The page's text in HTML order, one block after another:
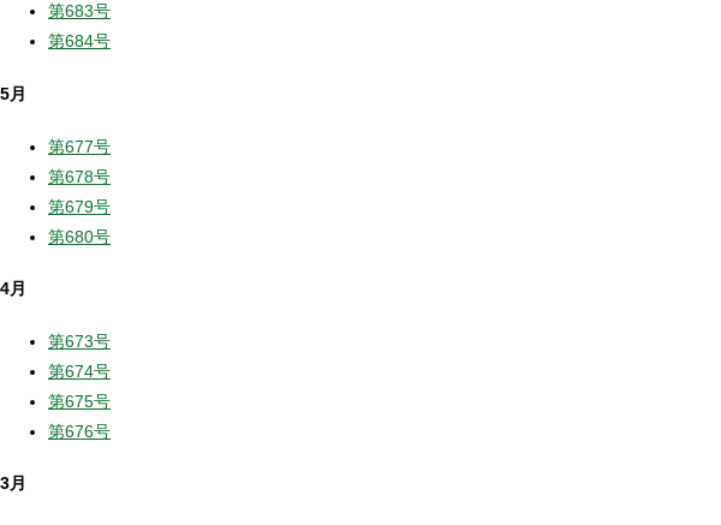
第683号
第684号
5月
第677号
第678号
第679号
第680号
4月
第673号
第674号
第675号
第676号
3月